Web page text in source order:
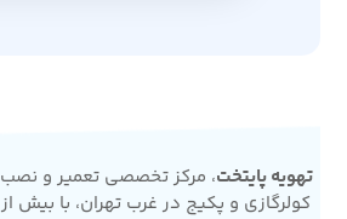
تهویه پایتخت، مرکز تخصصی تعمیر و نصب
کولرگازی و پکیج در غرب تهران، با بیش از